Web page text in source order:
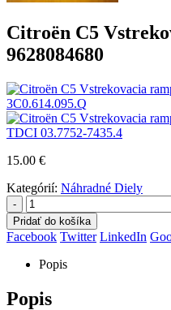
Citroën C5
9628084680
3C0.614.095.Q
TDCI 03.7752-7435.4
15.00 €
Kategórií: Náhradné Diely
-
Pridať do košíka
Facebook Twitter LinkedIn
Popis
Popis